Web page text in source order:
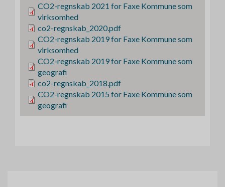
CO2-regnskab 2021 for Faxe Kommune som
virksomhed
co2-regnskab_2020.pdf
CO2-regnskab 2019 for Faxe Kommune som
virksomhed
CO2-regnskab 2019 for Faxe Kommune som
geografi
co2-regnskab_2018.pdf
l
CO2-regnskab 2015 for Faxe Kommune som
geografi